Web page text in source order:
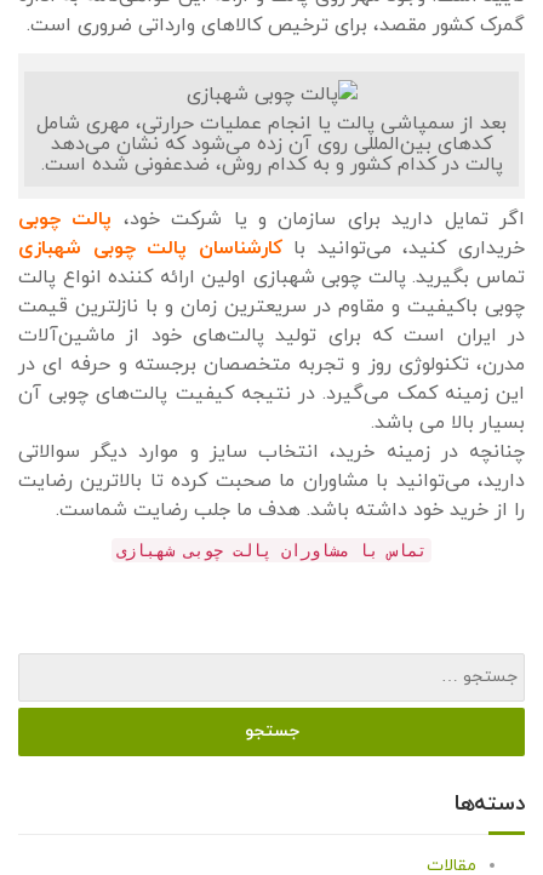
گمرک کشور مقصد، برای ترخیص کالاهای وارداتی ضروری است.
بعد از سمپاشی پالت یا انجام عملیات حرارتی، مهری شامل
کدهای بین‌المللی روی آن زده می‌شود که نشان می‌دهد
پالت در کدام کشور و به کدام روش، ضدعفونی شده است.
اگر تمایل دارید برای سازمان و یا شرکت خود، پالت چوبی
خریداری کنید، می‌توانید با کارشناسان پالت چوبی شهبازی
تماس بگیرید. پالت چوبی شهبازی اولین ارائه کننده انواع پالت
چوبی باکیفیت و مقاوم در سریعترین زمان و با نازلترین قیمت
در ایران است که برای تولید پالت‌های خود از ماشین‌آلات
مدرن، تکنولوژی روز و تجربه متخصصان برجسته و حرفه ای در
این زمینه کمک می‌گیرد. در نتیجه کیفیت پالت‌های چوبی آن
بسیار بالا می باشد.
چنانچه در زمینه خرید، انتخاب سایز و موارد دیگر سوالاتی
دارید، می‌توانید با مشاوران ما صحبت کرده تا بالاترین رضایت
را از خرید خود داشته باشد. هدف ما جلب رضایت شماست.
تماس با مشاوران پالت چوبی شهبازی
دسته‌ها
مقالات